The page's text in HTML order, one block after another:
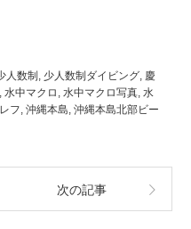
人数制 少人数制ダイビング 慶
水中マクロ 水中マクロ写真 水
フ 沖縄本島 沖縄本島北部ビー
次の記事